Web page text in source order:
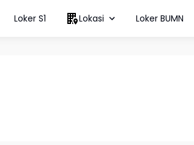
Loker S1 Lokasi Loker BUMN